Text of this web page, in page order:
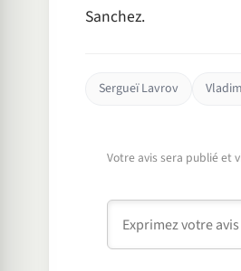
Sanchez.
Sergueï Lavrov
Votre avis sera publié et